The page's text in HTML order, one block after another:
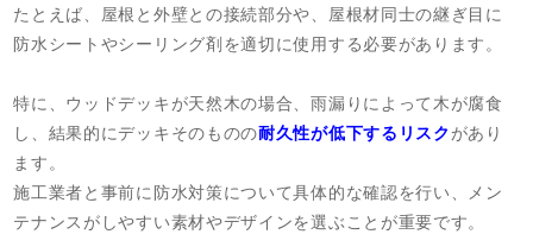
たとえば、屋根と外壁との接続部分や、屋根材同士の継ぎ目に
防水シートやシーリング剤を適切に使用する必要があります。
特に、ウッドデッキが天然木の場合、雨漏りによって木が腐食
し、結果的にデッキそのものの耐久性が低下するリスク があり
ます。
施工業者と事前に防水対策について具体的な確認を行い、メン
テナンスがしやすい素材やデザインを選ぶことが重要です。